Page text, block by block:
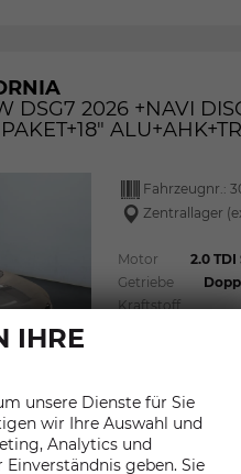
DSG7 2026 +NAVI
Fahrzeugnr.:
Zentrallager
Motor
2.0 TDI
Getriebe
Kraftstoff
Verbrauch
CO
2 -Klasse:
IHRE
unsere Dienste für Sie
wir Ihre Auswahl und
Analytics und
geben. Sie